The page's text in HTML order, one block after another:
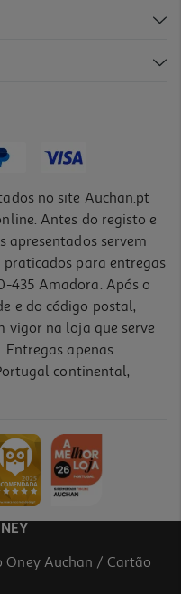
no site Auchan.pt
Antes do registo e
apresentados servem
praticados para entregas
435 Amadora. Após o
e do código postal,
vigor na loja que serve
apenas
continental,
Oney Auchan / Cartão